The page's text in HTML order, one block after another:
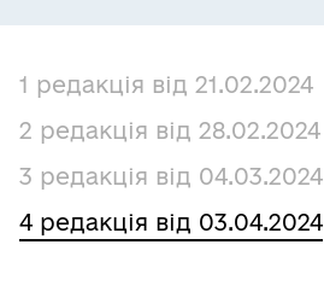
1 редакція від 21.02.2024
2 редакція від 28.02.2024
3 редакція від 04.03.2024
4 редакція від 03.04.2024